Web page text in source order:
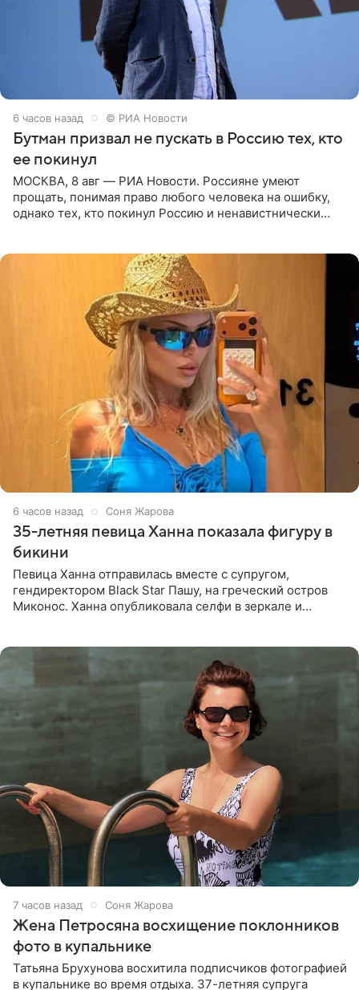
6 часов назад © РИА Новости
Бутман призвал не пускать в Россию тех, кто
ее покинул
МОСКВА, 8 авг — РИА Новости. Россияне умеют
прощать, понимая право любого человека на ошибку,
однако тех, кто покинул Россию и ненавистнически
6 часов назад Соня Жарова
35-летняя певица Ханна показала фигуру в
бикини
Певица Ханна отправилась вместе с супругом,
гендиректором Black Star Пашу, на греческий остров
Миконос. Ханна опубликовала селфи в зеркале и
7 часов назад Соня Жарова
Жена Петросяна восхищение поклонников
фото в купальнике
Татьяна Брухунова восхитила подписчиков фотографией
в купальнике во время отдыха. 37-летняя супруга